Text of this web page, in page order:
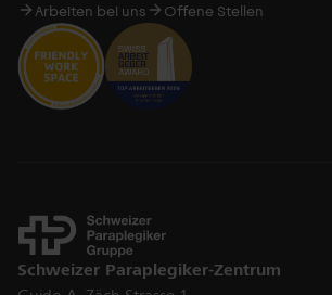
Arbeiten bei uns Offene Stellen
Kontakt
Schweizer Paraplegiker-Zentrum